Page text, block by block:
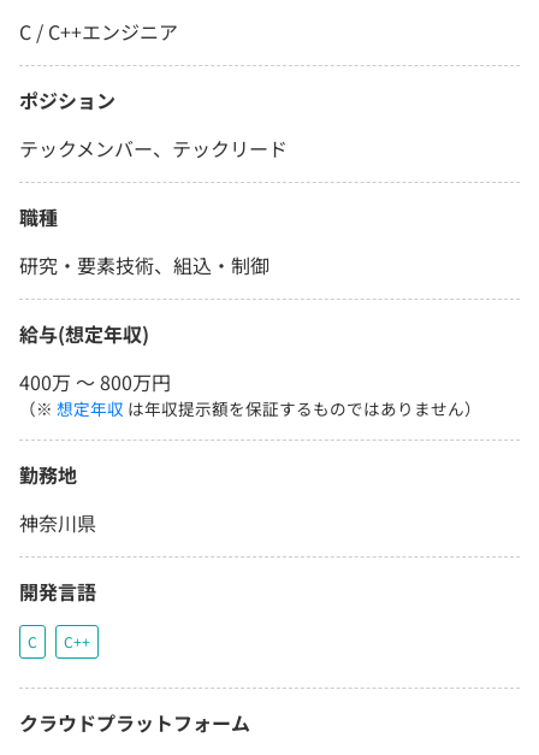
C / C++エンジニア
ポジション
テックメンバー、テックリード
職種
研究・要素技術、組込・制御
給与(想定年収)
400万 〜 800万円
（※ 想定年収 は年収提示額を保証するものではありません）
勤務地
神奈川県
開発言語
C C++
クラウドプラットフォーム